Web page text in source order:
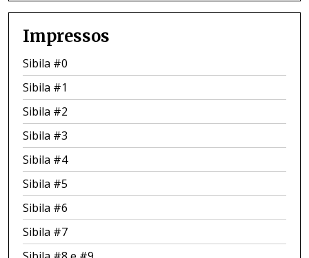
Impressos
Sibila #0
Sibila #1
Sibila #2
Sibila #3
Sibila #4
Sibila #5
Sibila #6
Sibila #7